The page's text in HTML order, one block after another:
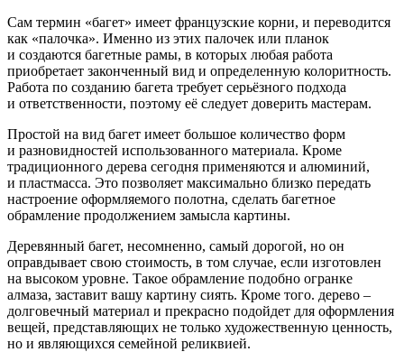
Сам термин «багет» имеет французские корни, и переводится
как «палочка». Именно из этих палочек или планок
и создаются багетные рамы, в которых любая работа
приобретает законченный вид и определенную колоритность.
Работа по созданию багета требует серьёзного подхода
и ответственности, поэтому её следует доверить мастерам.
Простой на вид багет имеет большое количество форм
и разновидностей использованного материала. Кроме
традиционного дерева сегодня применяются и алюминий,
и пластмасса. Это позволяет максимально близко передать
настроение оформляемого полотна, сделать багетное
обрамление продолжением замысла картины.
Деревянный багет, несомненно, самый дорогой, но он
оправдывает свою стоимость, в том случае, если изготовлен
на высоком уровне. Такое обрамление подобно огранке
алмаза, заставит вашу картину сиять. Кроме того. дерево –
долговечный материал и прекрасно подойдет для оформления
вещей, представляющих не только художественную ценность,
но и являющихся семейной реликвией.